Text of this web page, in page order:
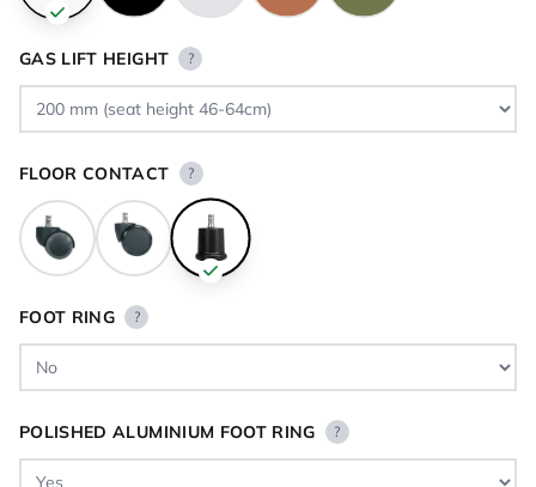
GAS LIFT HEIGHT ?
FLOOR CONTACT ?
FOOT RING ?
POLISHED ALUMINIUM FOOT RING ?